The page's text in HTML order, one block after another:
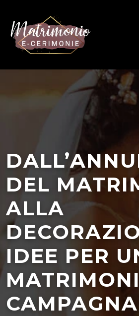
DEL
ALLA
IDEE PER
CAMPAGNA